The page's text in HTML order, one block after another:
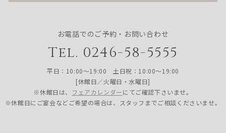
お電話でのご予約・お問い合わせ
Tel. 0246-58-5555
平日：10:00〜19:00 土日祝：10:00〜19:00
[休館日／火曜日・水曜日]
※休館日は、 フェアカレンダーにてご確認下さいませ。
※休館日にご宴会などご希望の場合は、スタッフまでご相談くださいませ。